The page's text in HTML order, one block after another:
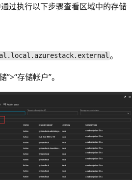
过执行以下步骤查看区域中的存储
。
”>“存储帐户”。